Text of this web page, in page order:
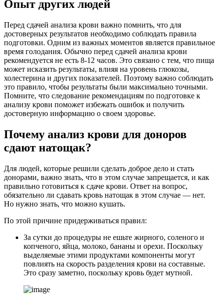
Опыт других людей
Перед сдачей анализа крови важно помнить, что для
достоверных результатов необходимо соблюдать правила
подготовки. Одним из важных моментов является правильное
время голодания. Обычно перед сдачей анализа крови
рекомендуется не есть 8-12 часов. Это связано с тем, что пища
может исказить результаты, влияя на уровень глюкозы,
холестерина и других показателей. Поэтому важно соблюдать
это правило, чтобы результаты были максимально точными.
Помните, что следование рекомендациям по подготовке к
анализу крови поможет избежать ошибок и получить
достоверную информацию о своем здоровье.
Почему анализ крови для доноров
сдают натощак?
Для людей, которые решили сделать доброе дело и стать
донорами, важно знать, что в этом случае запрещается, и как
правильно готовиться к сдаче крови. Ответ на вопрос,
обязательно ли сдавать кровь натощак в этом случае — нет.
Но нужно знать, что можно кушать.
По этой причине придерживаться правил:
За сутки до процедуры не ешьте жирного, соленого и
копченого, яйца, молоко, бананы и орехи. Поскольку
выделяемые этими продуктами компоненты могут
повлиять на скорость разделения крови на составные.
Это сразу заметно, поскольку кровь будет мутной.